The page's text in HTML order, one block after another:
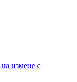
измене с